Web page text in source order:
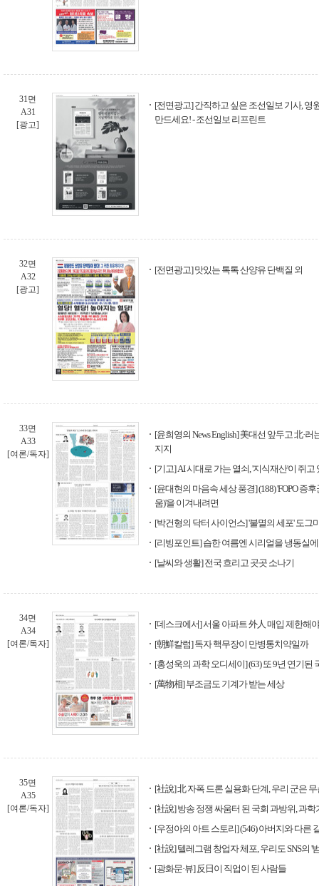
31면
A31
[광고]
[전면광고] 간직하고 싶은 조선일보 기사, 영
만드세요! - 조선일보 리프린트
32면
A32
[광고]
[전면광고] 맛있는 톡톡 산양유 단백질 외
33면
A33
[여론/독자]
[윤희영의 News English] 美대선 앞두고 北·
지지
[기고] AI 시대로 가는 열쇠, '지식재산'이 쥐고
[윤대현의 마음속 세상 풍경] (188) 'FOPO 증
움)'을 이겨내려면
[박건형의 닥터 사이언스] '불멸의 세포' 도그
[리빙포인트] 습한 여름엔 시리얼을 냉동실에
[날씨와 생활] 전국 흐리고 곳곳 소나기
34면
A34
[여론/독자]
[데스크에서] 서울 아파트 外人 매입 제한해야
[朝鮮칼럼] 독자 핵무장이 만병통치약일까
[홍성욱의 과학 오디세이] (63) 또 9년 연기된
[萬物相] 부조금도 기계가 받는 세상
35면
A35
[여론/독자]
[社說] 北 자폭 드론 실용화 단계, 우리 군은
[社說] 방송 정쟁 싸움터 된 국회 과방위, 과
[우정아의 아트 스토리] (546) 아버지와 다른
[社說] 텔레그램 창업자 체포, 우리도 SNS의 '
[광화문·뷰] 反日이 직업이 된 사람들